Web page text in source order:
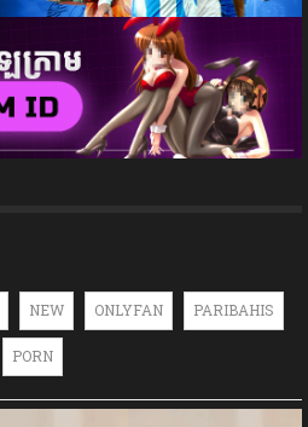
NEW ONLYFAN
PARIBAHIS
PORN